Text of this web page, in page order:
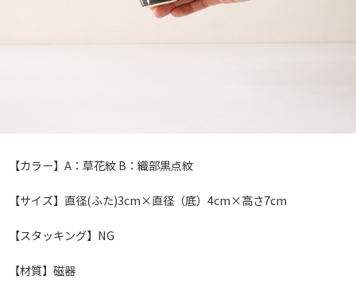
【カラー】A：草花紋 B：織部黒点紋
【サイズ】直径(ふた)3cm×直径（底）4cm×高さ7cm
【スタッキング】NG
【材質】磁器